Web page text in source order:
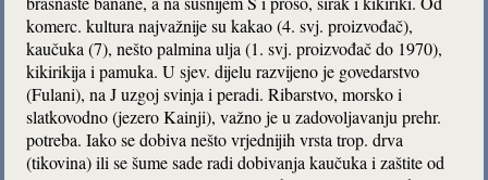
komerc. kultura najvažnije su kakao (4. svj. proizvođač),
kaučuka (7), nešto palmina ulja (1. svj. proizvođač do 1970),
kikirikija i pamuka. U sjev. dijelu razvijeno je govedarstvo
(Fulani), na J uzgoj svinja i peradi. Ribarstvo, morsko i
slatkovodno (jezero Kainji), važno je u zadovoljavanju prehr.
potreba. Iako se dobiva nešto vrjednijih vrsta trop. drva
(tikovina) ili se šume sade radi dobivanja kaučuka i zaštite od